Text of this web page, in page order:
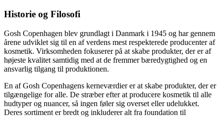
Historie og Filosofi
Gosh Copenhagen blev grundlagt i Danmark i 1945 og har gennem
årene udviklet sig til en af verdens mest respekterede producenter af
kosmetik. Virksomheden fokuserer på at skabe produkter, der er af
højeste kvalitet samtidig med at de fremmer bæredygtighed og en
ansvarlig tilgang til produktionen.
En af Gosh Copenhagens kerneværdier er at skabe produkter, der er
tilgængelige for alle. De stræber efter at producere kosmetik til alle
hudtyper og nuancer, så ingen føler sig overset eller udelukket.
Deres sortiment er bredt og inkluderer alt fra foundation til